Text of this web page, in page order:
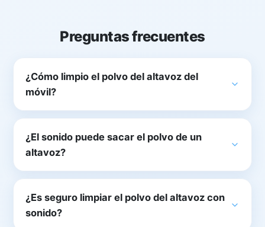
Preguntas frecuentes
¿Cómo limpio el polvo del altavoz del
móvil?
¿El sonido puede sacar el polvo de un
altavoz?
¿Es seguro limpiar el polvo del altavoz con
sonido?